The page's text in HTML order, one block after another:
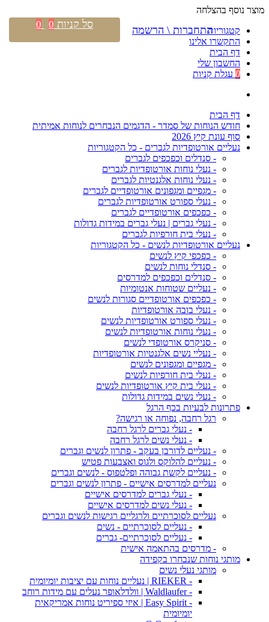
מוצר נוסף בהצלחה
קטגוריות
התקשרו אלינו
דף הבית
החשבון שלי
0 עגלת קניות
דף הבית
חודש הנוחות של סמדר - הדגמים הנבחרים לנוחות אמיתית
סוף עונת קיץ 2026
נעליים אורטופדיות לגברים - כל הקטגוריות
- סנדלים וכפכפים לגברים
- נעלי נוחות אורטופדיות לגברים
- נעלי נוחות אלגנטיות לגברים
- מגפיים ומגפונים אורטופדיים לגברים
- נעלי ספורט אורטופדיות לגברים
- כפכפים אורטופדיים לגברים
- נעלי גברים | נעלי גברים במידות גדולות
- נעלי בית חורפיות לגברים
נעליים אורטופדיות לנשים - כל הקטגוריות
- כפכפי קיץ לנשים
- סנדלי נוחות לנשים
- סנדלים וכפכפים למדרסים
- נעליים שטוחות אנטומיות
- כפכפים אורטופדיים סגורות לנשים
- נעלי בובה אורטופדיות
- נעלי ספורט אורטופדיות לנשים
- נעלי נוחות אורטופדיות לנשים
- סניקרס אורטופדי לנשים
- נעליי נשים אלגנטיות אורטופדיות
- מגפיים ומגפונים לנשים
- נעלי בית חורפיות לנשים
- נעלי בית קיץ אורטופדיות לנשים
- נעלי נשים במידות גדולות
פתרונות לבעיות בכף הרגל
רגל רחבה, נפוחה או רגישה?
- נעלי גברים לרגל רחבה
- נעלי נשים לרגל רחבה
- נעליים לדורבן בעקב - פתרון לנשים וגברים
- נעליים להלוקס ולגוס ואצבעות פטיש
- נעליים לקשת גבוהה ופלטפוס - לנשים וגברים
נעליים למדרסים אישיים - פתרון לנשים וגברים
- נעלי גברים למדרסים אישיים
- נעלי נשים למדרסים אישיים
נעליים לסוכרתיים ולרגליים רגישות לנשים וגברים
- נעליים לסוכרתיים - נשים
- נעליים לסוכרתיים- גברים
- מדרסים בהתאמה אישית
מותגי נוחות שנבחרו בקפידה
מותגי נעלי נשים
- RIEKER | נעליים נוחות עם יציבות יומיומית
- Waldlaufer | וולדלאופר נעלים עם מידות רוחב
- Easy Spirit | איזי ספיריט נוחות אמריקאית
יומיומית
התחברות \ הרשמה סל קניות 0
0